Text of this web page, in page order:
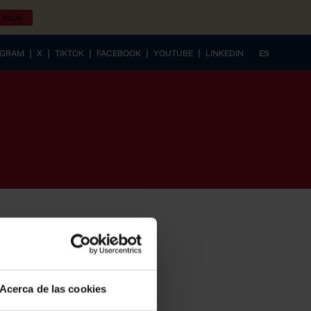
Acerca de las cookies
aquí!
| X | TIKTOK | FACEBOOK | YOUTUBE | LINKEDIN
ES